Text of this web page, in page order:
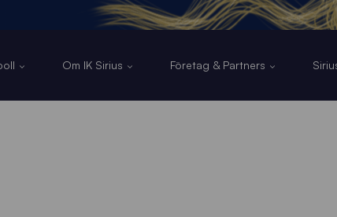
Om IK Sirius Företag & Partners